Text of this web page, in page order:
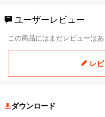
ユーザーレビュー
この商品にはまだレビューはあ
レ
ダウンロード